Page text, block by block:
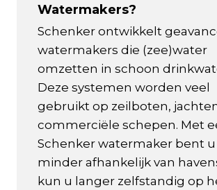
Watermakers?
Schenker ontwikkelt
watermakers die (zee)water
omzetten in schoon
Deze systemen worden veel
gebruikt op zeilboten,
commerciële schepen. Met
Schenker watermaker bent u
minder afhankelijk van
kun u langer zelfstandig op